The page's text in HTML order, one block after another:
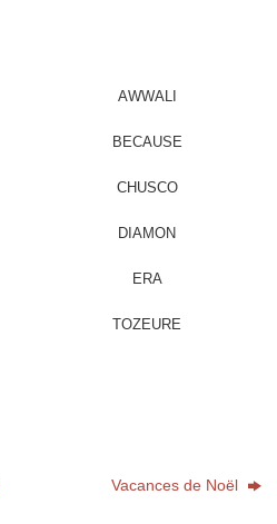
AWWALI
BECAUSE
CHUSCO
DIAMON
ERA
TOZEURE
Vacances de Noël